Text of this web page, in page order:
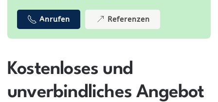
Anrufen Referenzen
Kostenloses und
unverbindliches Angebot